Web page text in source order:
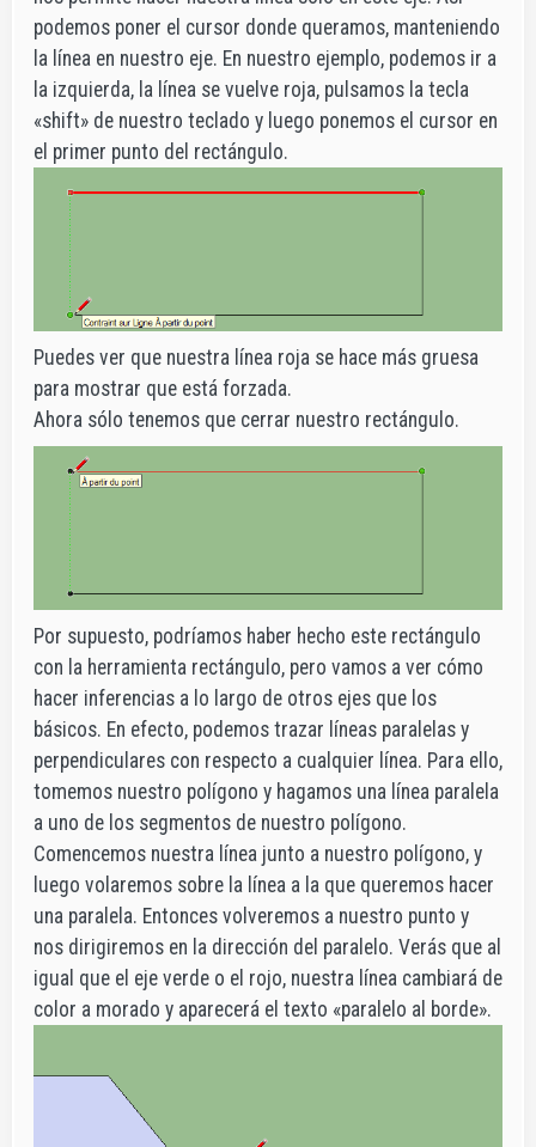
podemos poner el cursor donde queramos, manteniendo
la línea en nuestro eje. En nuestro ejemplo, podemos ir a
la izquierda, la línea se vuelve roja, pulsamos la tecla
«shift» de nuestro teclado y luego ponemos el cursor en
el primer punto del rectángulo.
Puedes ver que nuestra línea roja se hace más gruesa
para mostrar que está forzada.
Ahora sólo tenemos que cerrar nuestro rectángulo.
Por supuesto, podríamos haber hecho este rectángulo
con la herramienta rectángulo, pero vamos a ver cómo
hacer inferencias a lo largo de otros ejes que los
básicos. En efecto, podemos trazar líneas paralelas y
perpendiculares con respecto a cualquier línea. Para ello,
tomemos nuestro polígono y hagamos una línea paralela
a uno de los segmentos de nuestro polígono.
Comencemos nuestra línea junto a nuestro polígono, y
luego volaremos sobre la línea a la que queremos hacer
una paralela. Entonces volveremos a nuestro punto y
nos dirigiremos en la dirección del paralelo. Verás que al
igual que el eje verde o el rojo, nuestra línea cambiará de
color a morado y aparecerá el texto «paralelo al borde».